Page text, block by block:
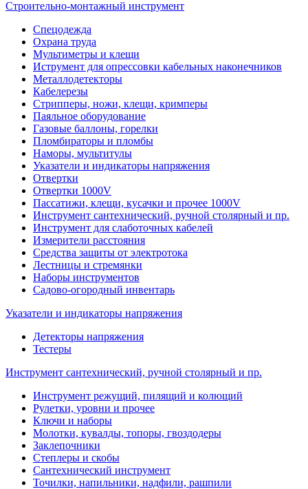
Строительно-монтажный инструмент
Спецодежда
Охрана труда
Мультиметры и клещи
Иструмент для опрессовки кабельных наконечников
Металлодетекторы
Кабелерезы
Стрипперы, ножи, клещи, кримперы
Паяльное оборудование
Газовые баллоны, горелки
Пломбираторы и пломбы
Наморы, мультитулы
Указатели и индикаторы напряжения
Отвертки
Отвертки 1000V
Пассатижи, клещи, кусачки и прочее 1000V
Инструмент сантехнический, ручной столярный и пр.
Инструмент для слаботочных кабелей
Измерители расстояния
Средства защиты от электротока
Лестницы и стремянки
Наборы инструментов
Садово-огородный инвентарь
Указатели и индикаторы напряжения
Детекторы напряжения
Тестеры
Инструмент сантехнический, ручной столярный и пр.
Инструмент режущий, пилящий и колющий
Рулетки, уровни и прочее
Ключи и наборы
Молотки, кувалды, топоры, гвоздодеры
Заклепочники
Степлеры и скобы
Сантехнический инструмент
Точилки, напильники, надфили, рашпили